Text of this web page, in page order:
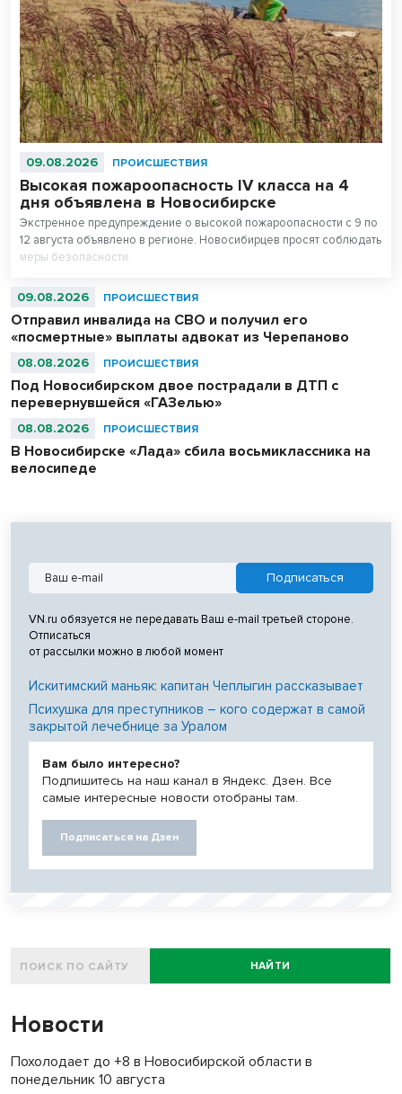
09.08.2026 ПРОИСШЕСТВИЯ
Высокая пожароопасность IV класса на 4
дня объявлена в Новосибирске
Экстренное предупреждение о высокой пожароопасности с 9 по
12 августа объявлено в регионе. Новосибирцев просят соблюдать
меры безопасности.
09.08.2026 ПРОИСШЕСТВИЯ
Отправил инвалида на СВО и получил его
«посмертные» выплаты адвокат из Черепаново
08.08.2026 ПРОИСШЕСТВИЯ
Под Новосибирском двое пострадали в ДТП с
перевернувшейся «ГАЗелью»
08.08.2026 ПРОИСШЕСТВИЯ
В Новосибирске «Лада» сбила восьмиклассника на
велосипеде
VN.ru обязуется не передавать Ваш e-mail третьей стороне.
Отписаться
от рассылки можно в любой момент
Искитимский маньяк: капитан Чеплыгин рассказывает
Психушка для преступников – кого содержат в самой
закрытой лечебнице за Уралом
Вам было интересно?
Подпишитесь на наш канал в Яндекс. Дзен. Все
самые интересные новости отобраны там.
Подписаться на Дзен
НАЙТИ
Новости
Похолодает до +8 в Новосибирской области в
понедельник 10 августа